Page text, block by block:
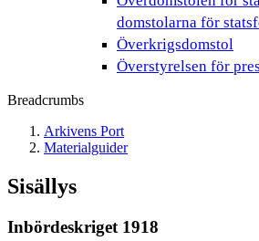
domstolarna för
Överkrigsdomstol
Överstyrelsen för
Breadcrumbs
Arkivens Port
Materialguider
Sisällys
Inbördeskriget 1918